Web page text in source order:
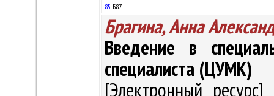
85 Б87
Брагина, Анна
Введение в
специалиста (ЦУМК)
[Электронный